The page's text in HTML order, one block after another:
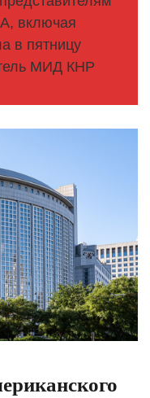
включая
в пятницу
МИД КНР